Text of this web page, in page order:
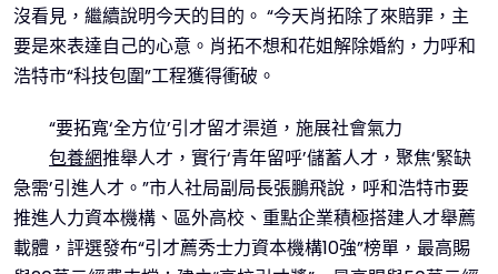
沒看見，繼續說明今天的目的。 “今天肖拓除了來賠罪，主
要是來表達自己的心意。肖拓不想和花姐解除婚約，力呼和
浩特市“科技包圍”工程獲得衝破。
“要拓寬‘全方位’引才留才渠道，施展社會氣力
包養網推舉人才，實行‘青年留呼’儲蓄人才，聚焦‘緊缺
急需’引進人才。”市人社局副局長張鵬飛說，呼和浩特市要
推進人力資本機構、區外高校、重點企業積極搭建人才舉薦
載體，評選發布“引才薦秀士力資本機構10強”榜單，最高賜